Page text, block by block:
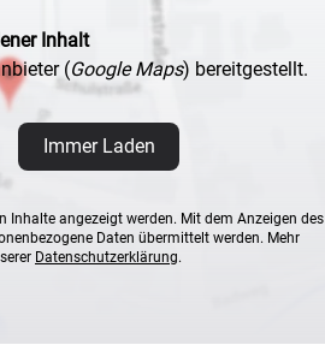
Inhalt
(Google Maps) bereitgestellt.
Immer Laden
Inhalte angezeigt werden. Mit dem Anzeigen des
Daten übermittelt werden. Mehr
Datenschutzerklärung.